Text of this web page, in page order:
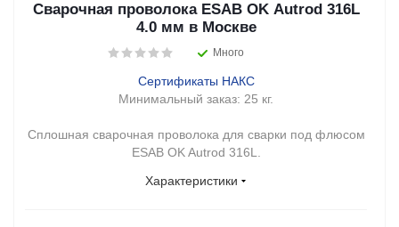
Сварочная проволока ESAB OK Autrod 316L
4.0 мм в Москве
Много
Сертификаты НАКС
Минимальный заказ: 25 кг.
Сплошная сварочная проволока для сварки под флюсом
ESAB OK Autrod 316L.
Характеристики